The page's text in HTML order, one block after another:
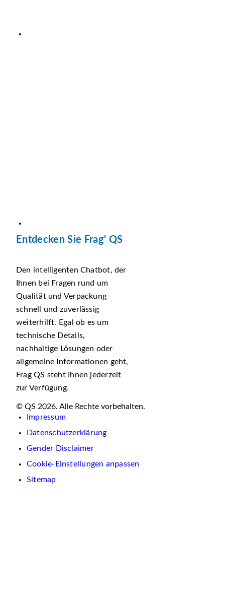
Entdecken Sie Frag' QS
Den intelligenten Chatbot, der
Ihnen bei Fragen rund um
Qualität und Verpackung
schnell und zuverlässig
weiterhilft. Egal ob es um
technische Details,
nachhaltige Lösungen oder
allgemeine Informationen geht,
Frag QS steht Ihnen jederzeit
zur Verfügung.
© QS 2026. Alle Rechte vorbehalten.
Impressum
Datenschutzerklärung
Gender Disclaimer
Cookie-Einstellungen anpassen
Sitemap